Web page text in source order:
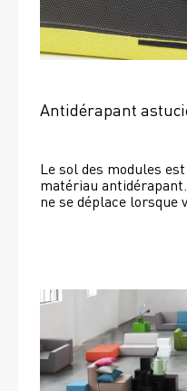
Antidérapant
Le sol des modules
matériau
ne se déplace lorsque